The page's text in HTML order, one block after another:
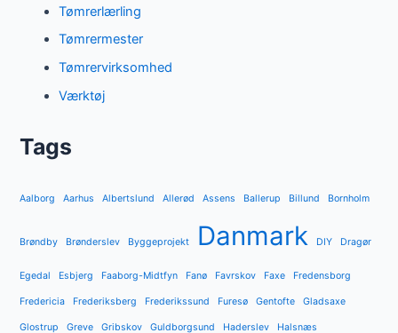
Tømrerlærling
Tømrermester
Tømrervirksomhed
Værktøj
Tags
Aalborg Aarhus Albertslund Allerød Assens Ballerup Billund Bornholm
Brøndby Brønderslev Byggeprojekt Danmark DIY Dragør
Egedal Esbjerg Faaborg-Midtfyn Fanø Favrskov Faxe Fredensborg
Fredericia Frederiksberg Frederikssund Furesø Gentofte Gladsaxe
Glostrup Greve Gribskov Guldborgsund Haderslev Halsnæs